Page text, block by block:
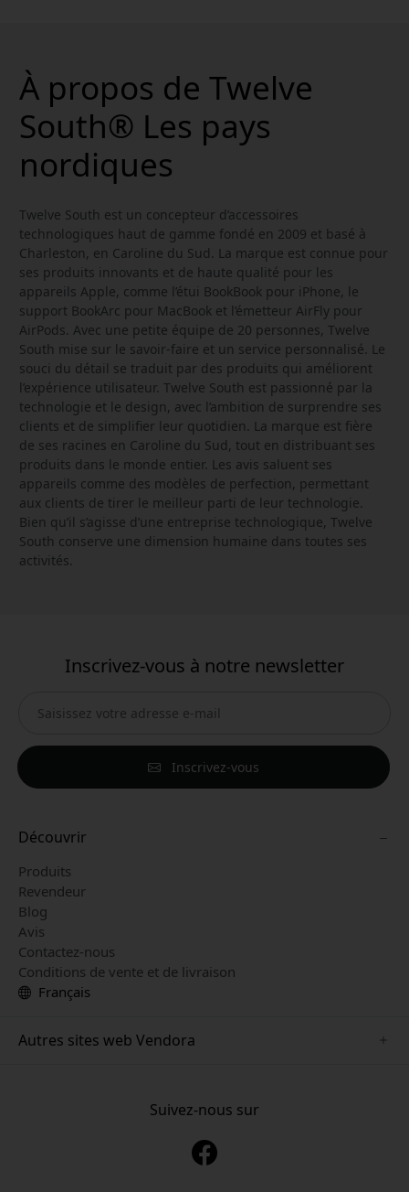
À propos de Twelve
South® Les pays
nordiques
Twelve South est un concepteur d’accessoires
technologiques haut de gamme fondé en 2009 et basé à
Charleston, en Caroline du Sud. La marque est connue pour
ses produits innovants et de haute qualité pour les
appareils Apple, comme l’étui BookBook pour iPhone, le
support BookArc pour MacBook et l’émetteur AirFly pour
AirPods. Avec une petite équipe de 20 personnes, Twelve
South mise sur le savoir-faire et un service personnalisé. Le
souci du détail se traduit par des produits qui améliorent
l’expérience utilisateur. Twelve South est passionné par la
technologie et le design, avec l’ambition de surprendre ses
clients et de simplifier leur quotidien. La marque est fière
de ses racines en Caroline du Sud, tout en distribuant ses
produits dans le monde entier. Les avis saluent ses
appareils comme des modèles de perfection, permettant
aux clients de tirer le meilleur parti de leur technologie.
Bien qu’il s’agisse d’une entreprise technologique, Twelve
South conserve une dimension humaine dans toutes ses
activités.
Inscrivez-vous à notre newsletter
Inscrivez-vous
Découvrir
Produits
Revendeur
Blog
Avis
Contactez-nous
Conditions de vente et de livraison
Français
Autres sites web Vendora
Suivez-nous sur